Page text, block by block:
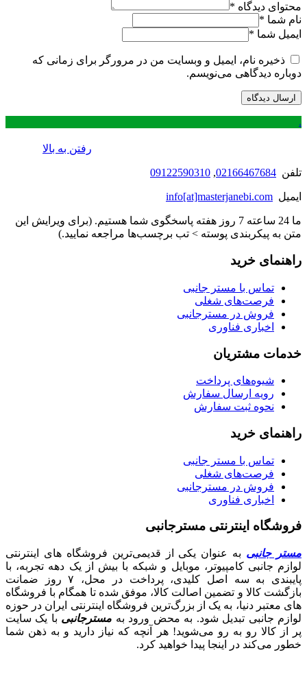
محتوای دیدگاه *
نام شما *
ایمیل شما *
ذخیره نام، ایمیل و وبسایت من در مرورگر برای زمانی که
دوباره دیدگاهی می‌نویسم.
.
رفتن به بالا
تلفن 02166467684
,
09122590310
ایمیل info[at]masterjanebi.com
ما 24 ساعته 7 روز هفته پاسخگوی شما هستیم. (برای ویرایش این
متن به پیکربندی پوسته > تب برچسب‌ها مراجعه نمایید.)
راهنمای خرید
تماس با مستر جانبی
فرصت‌های شغلی
فروش در مسترجانبی
اخباری فناوری
خدمات مشتریان
شیوه‌های پرداخت
رویه ارسال سفارش
نحوه ثبت سفارش
راهنمای خرید
تماس با مستر جانبی
فرصت‌های شغلی
فروش در مسترجانبی
اخباری فناوری
فروشگاه اینترنتی مسترجانبی
مستر جانبی به عنوان یکی از قدیمی‌ترین فروشگاه های اینترنتی
لوازم جانبی کامپیوتر، موبایل و شبکه با بیش از یک دهه تجربه، با
پایبندی به سه اصل کلیدی، پرداخت در محل، ۷ روز ضمانت
بازگشت کالا و تضمین اصالت کالا، موفق شده تا همگام با فروشگاه‌
های معتبر دنیا، به یک از بزرگ‌ترین فروشگاه اینترنتی ایران در حوزه
لوازم جانبی تبدیل شود. به محض ورود به مسترجانبی با یک سایت
پر از کالا رو به رو می‌شوید! هر آنچه که نیاز دارید و به ذهن شما
خطور می‌کند در اینجا پیدا خواهید کرد.